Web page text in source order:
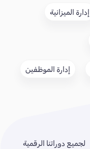
إدارة الميزانية
إدارة الموظفين
لجميع دوراتنا الرقمية